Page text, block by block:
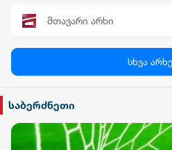
მთავარი არხი
სილქ უნივერსალი
TV პირველი
სხვა
საბერძნეთი